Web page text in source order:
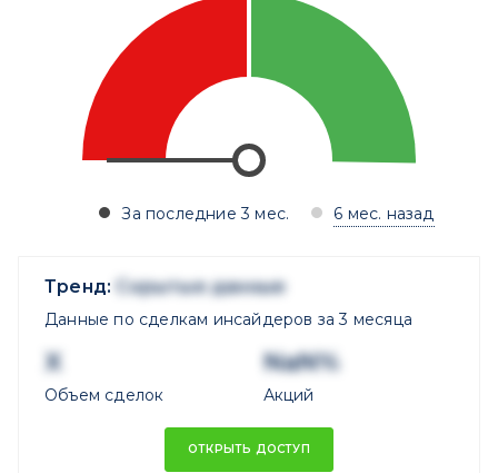
За последние 3 мес. 6 мес. назад
Тренд: Скрытые данные
Данные по сделкам инсайдеров за 3 месяца
X
Объем сделок
NaN%
Акций
ОТКРЫТЬ ДОСТУП